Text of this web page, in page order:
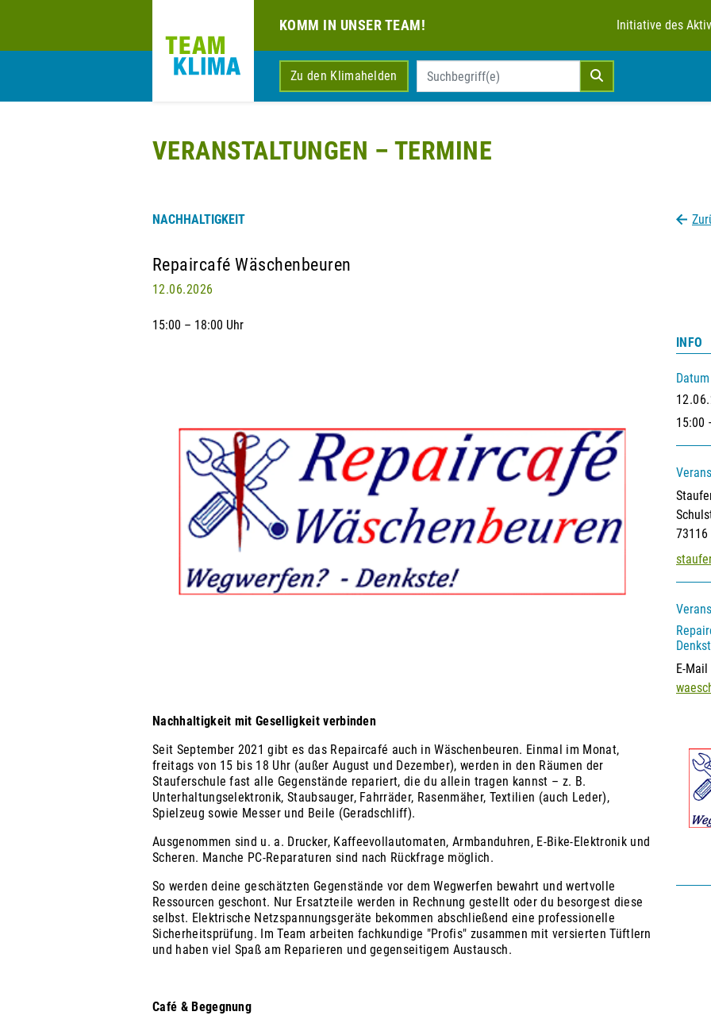
KOMM IN UNSER TEAM! Initiative des
Zu den Klimahelden
VERANSTALTUNGEN – TERMINE
NACHHALTIGKEIT
Repaircafé Wäschenbeuren
12.06.2026
15:00 – 18:00 Uhr
Nachhaltigkeit mit Geselligkeit verbinden
Seit September 2021 gibt es das Repaircafé auch in Wäschenbeuren. Einmal im Monat,
freitags von 15 bis 18 Uhr (außer August und Dezember), werden in den Räumen der
Stauferschule fast alle Gegenstände repariert, die du allein tragen kannst – z. B.
Unterhaltungselektronik, Staubsauger, Fahrräder, Rasenmäher, Textilien (auch Leder),
Spielzeug sowie Messer und Beile (Geradschliff).
Ausgenommen sind u. a. Drucker, Kaffeevollautomaten, Armbanduhren, E-Bike-Elektronik und
Scheren. Manche PC-Reparaturen sind nach Rückfrage möglich.
So werden deine geschätzten Gegenstände vor dem Wegwerfen bewahrt und wertvolle
Ressourcen geschont. Nur Ersatzteile werden in Rechnung gestellt oder du besorgest diese
selbst. Elektrische Netzspannungsgeräte bekommen abschließend eine professionelle
Sicherheitsprüfung. Im Team arbeiten fachkundige "Profis" zusammen mit versierten Tüftlern
und haben viel Spaß am Reparieren und gegenseitigem Austausch.
Café & Begegnung
INFO
Datum
15:00
73116
E-Mail